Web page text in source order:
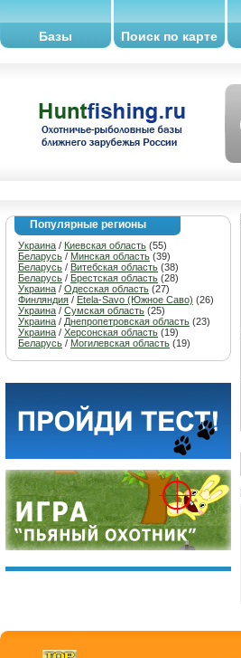
Базы Поиск по карте
Популярные регионы
Украина / Киевская область (55)
Беларусь / Минская область (39)
Беларусь / Витебская область (38)
Беларусь / Брестская область (28)
Украина / Одесская область (27)
Финляндия / Etela-Savo (Южное Саво) (26)
Украина / Сумская область (25)
Украина / Днепропетровская область (23)
Украина / Херсонская область (19)
Беларусь / Могилевская область (19)